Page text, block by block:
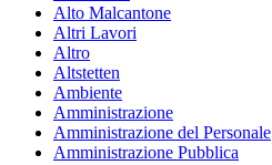
Alto Malcantone
Altri Lavori
Altro
Altstetten
Ambiente
Amministrazione
Amministrazione del Personale
Amministrazione Pubblica